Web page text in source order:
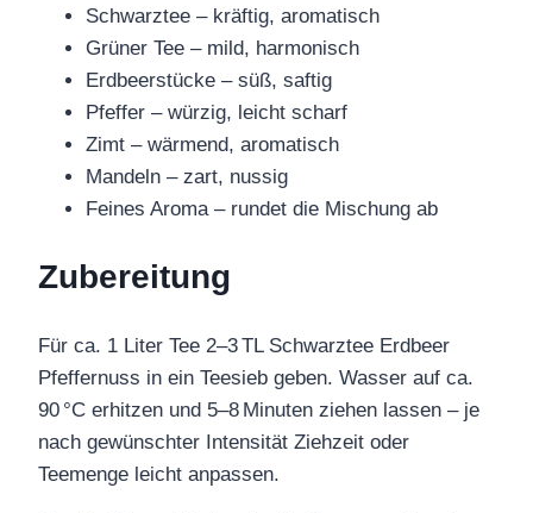
Schwarztee – kräftig, aromatisch
Grüner Tee – mild, harmonisch
Erdbeerstücke – süß, saftig
Pfeffer – würzig, leicht scharf
Zimt – wärmend, aromatisch
Mandeln – zart, nussig
Feines Aroma – rundet die Mischung ab
Zubereitung
Für ca. 1 Liter Tee 2–3 TL Schwarztee Erdbeer
Pfeffernuss in ein Teesieb geben. Wasser auf ca.
90 °C erhitzen und 5–8 Minuten ziehen lassen – je
nach gewünschter Intensität Ziehzeit oder
Teemenge leicht anpassen.